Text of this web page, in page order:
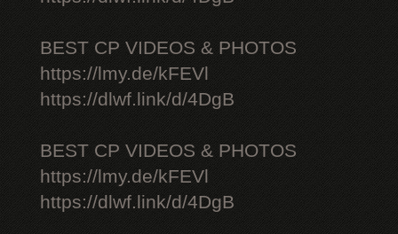
BEST CP VIDEOS & PHOTOS
https://lmy.de/kFEVl
https://dlwf.link/d/4DgB
BEST CP VIDEOS & PHOTOS
https://lmy.de/kFEVl
https://dlwf.link/d/4DgB